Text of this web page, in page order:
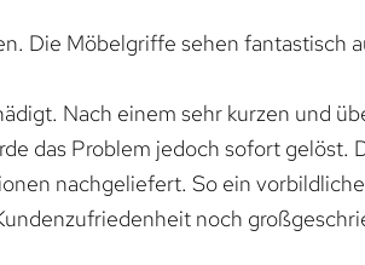
Die Möbelgriffe sehen fantastisch
Nach einem sehr kurzen und
das Problem jedoch sofort gelöst.
nachgeliefert. So ein
noch